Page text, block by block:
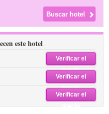
este hotel
Verificar el
precio
Verificar el
precio
Verificar el
precio